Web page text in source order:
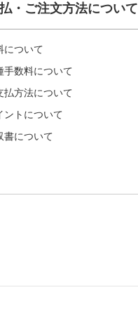
・ご注文方法について
について
手数料について
払方法について
ントについて
書について